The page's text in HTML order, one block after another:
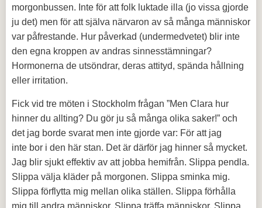
morgonbussen. Inte för att folk luktade illa (jo vissa gjorde
ju det) men för att själva närvaron av så många människor
var påfrestande. Hur påverkad (undermedvetet) blir inte
den egna kroppen av andras sinnesstämningar?
Hormonerna de utsöndrar, deras attityd, spända hållning
eller irritation.
Fick vid tre möten i Stockholm frågan ”Men Clara hur
hinner du allting? Du gör ju så många olika saker!” och
det jag borde svarat men inte gjorde var: För att jag
inte bor i den här stan. Det är därför jag hinner så mycket.
Jag blir sjukt effektiv av att jobba hemifrån. Slippa pendla.
Slippa välja kläder på morgonen. Slippa sminka mig.
Slippa förflytta mig mellan olika ställen. Slippa förhålla
mig till andra människor. Slippa träffa människor. Slippa